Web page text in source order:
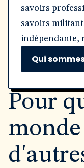
savoirs
savoirs
indépendante,
Qui
Pour